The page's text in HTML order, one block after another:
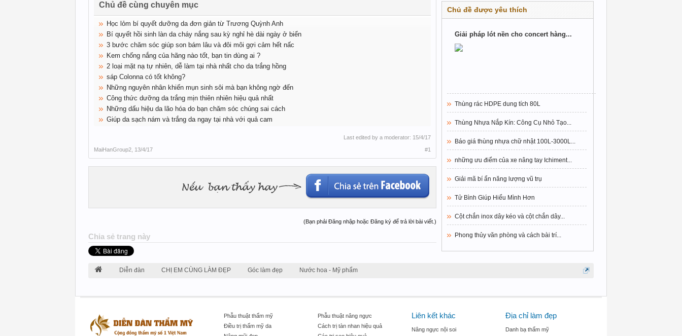
Chủ đề cùng chuyên mục
Học lỏm bí quyết dưỡng da đơn giản từ Trương Quỳnh Anh
Bí quyết hồi sinh làn da cháy nắng sau kỳ nghỉ hè dài ngày ở biển
3 bước chăm sóc giúp son bám lâu và đôi môi gợi cảm hết nấc
Kem chống nắng của hãng nào tốt, bạn tin dùng ai ?
2 loại mặt nạ tự nhiên, dễ làm tại nhà nhất cho da trắng hồng
sáp Colonna có tốt không?
Những nguyên nhân khiến mụn sinh sôi mà bạn không ngờ đến
Công thức dưỡng da trắng mịn thiên nhiên hiệu quả nhất
Những dấu hiệu da lão hóa do bạn chăm sóc chúng sai cách
Giúp da sạch nám và trắng da ngay tại nhà với quả cam
Last edited by a moderator: 15/4/17
MaiHanGroup2 13/4/17 #1
(Bạn phải Đăng nhập hoặc Đăng ký để trả lời bài viết.)
Chia sẻ trang này
Chủ đề được yêu thích
Giải pháp lót nền cho concert hàng...
Thùng rác HDPE dung tích 80L
Thùng Nhựa Nắp Kín: Công Cụ Nhỏ Tạo...
Báo giá thùng nhựa chữ nhật 100L-3000L...
những ưu điểm của xe nâng tay Ichiment...
Giải mã bí ẩn năng lượng vũ trụ
Tử Bình Giúp Hiểu Mình Hơn
Cột chắn inox dây kéo và cột chắn dây...
Phong thủy văn phòng và cách bài trí...
Diễn đàn CHỊ EM CÙNG LÀM ĐẸP Góc làm đẹp Nước hoa - Mỹ phẩm
Phẫu thuật thẩm mỹ
Điều trị thẩm mỹ da
Phẫu thuật nâng ngực
Cách trị tàn nhan hiệu quả
Liên kết khác
Nâng ngực nội soi
Địa chỉ làm đẹp
Danh bạ thẩm mỹ